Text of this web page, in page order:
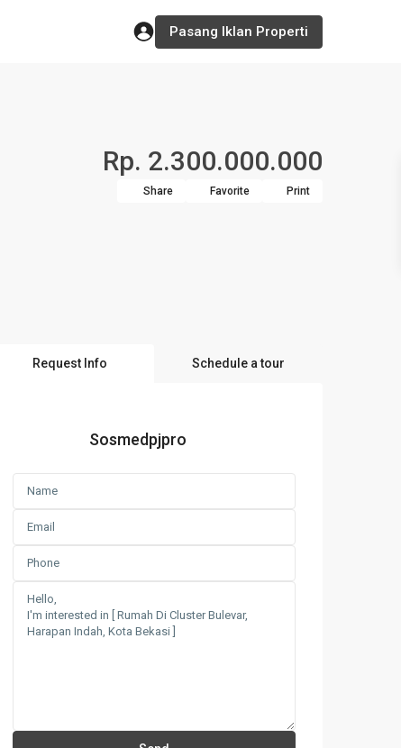
Pasang Iklan Properti
Rp. 2.300.000.000
Share Favorite Print
Request Info Schedule a tour
Sosmedpjpro